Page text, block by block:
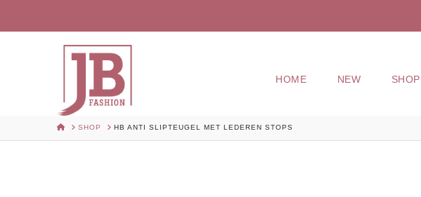
HOME NEW SHOP
HOMESHOP HB ANTI SLIPTEUGEL MET LEDEREN STOPS